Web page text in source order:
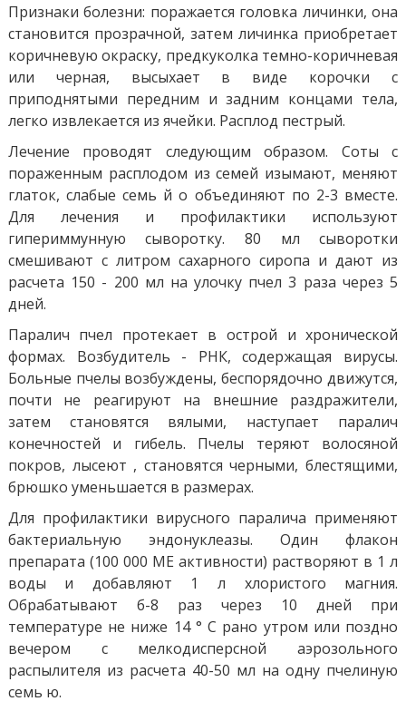
Признаки болезни: поражается головка личинки, она
становится прозрачной, затем личинка приобретает
коричневую окраску, предкуколка темно-коричневая
или черная, высыхает в виде корочки с
приподнятыми передним и задним концами тела,
легко извлекается из ячейки. Расплод пестрый.
Лечение проводят следующим образом. Соты с
пораженным расплодом из семей изымают, меняют
глаток, слабые семь й о объединяют по 2-3 вместе.
Для лечения и профилактики используют
гипериммунную сыворотку. 80 мл сыворотки
смешивают с литром сахарного сиропа и дают из
расчета 150 - 200 мл на улочку пчел 3 раза через 5
дней.
Паралич пчел протекает в острой и хронической
формах. Возбудитель - РНК, содержащая вирусы.
Больные пчелы возбуждены, беспорядочно движутся,
почти не реагируют на внешние раздражители,
затем становятся вялыми, наступает паралич
конечностей и гибель. Пчелы теряют волосяной
покров, лысеют , становятся черными, блестящими,
брюшко уменьшается в размерах.
Для профилактики вирусного паралича применяют
бактериальную эндонуклеазы. Один флакон
препарата (100 000 МЕ активности) растворяют в 1 л
воды и добавляют 1 л хлористого магния.
Обрабатывают б-8 раз через 10 дней при
температуре не ниже 14 ° С рано утром или поздно
вечером с мелкодисперсной аэрозольного
распылителя из расчета 40-50 мл на одну пчелиную
семь ю.